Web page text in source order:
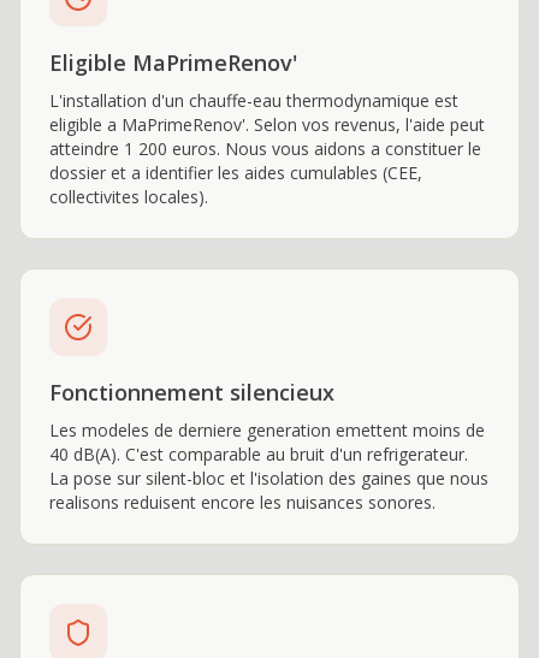
Eligible MaPrimeRenov'
L'installation d'un chauffe-eau thermodynamique est
eligible a MaPrimeRenov'. Selon vos revenus, l'aide peut
atteindre 1 200 euros. Nous vous aidons a constituer le
dossier et a identifier les aides cumulables (CEE,
collectivites locales).
Fonctionnement silencieux
Les modeles de derniere generation emettent moins de
40 dB(A). C'est comparable au bruit d'un refrigerateur.
La pose sur silent-bloc et l'isolation des gaines que nous
realisons reduisent encore les nuisances sonores.